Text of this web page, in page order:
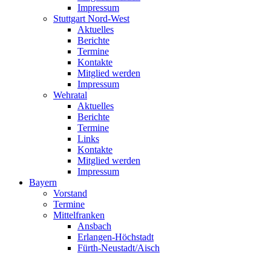
Impressum
Stuttgart Nord-West
Aktuelles
Berichte
Termine
Kontakte
Mitglied werden
Impressum
Wehratal
Aktuelles
Berichte
Termine
Links
Kontakte
Mitglied werden
Impressum
Bayern
Vorstand
Termine
Mittelfranken
Ansbach
Erlangen-Höchstadt
Fürth-Neustadt/Aisch